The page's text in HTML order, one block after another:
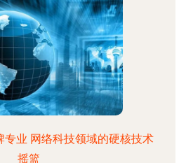
专业 网络科技领域的硬核技术
摇篮